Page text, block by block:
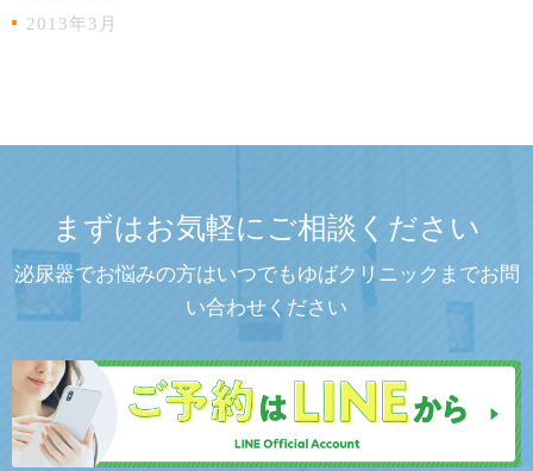
2013年3月
まずはお気軽にご相談ください
泌尿器でお悩みの方はいつでもゆばクリニックまでお問
い合わせください